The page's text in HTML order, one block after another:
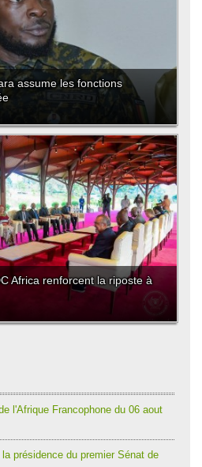
assume les fonctions
Africa renforcent la riposte à
l'Afrique Francophone du 06 aout
présidence du premier Sénat de